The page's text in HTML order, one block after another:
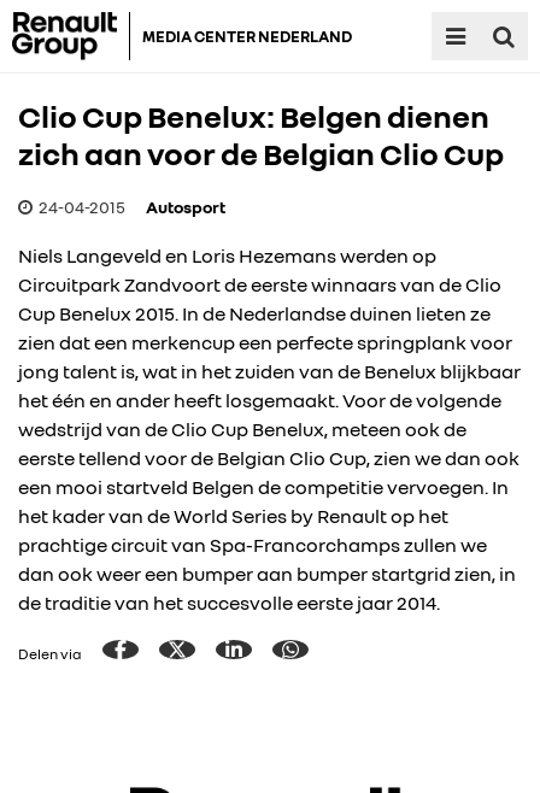
MEDIA CENTER NEDERLAND
Clio Cup Benelux: Belgen dienen
zich aan voor de Belgian Clio Cup
24-04-2015 Autosport
Niels Langeveld en Loris Hezemans werden op
Circuitpark Zandvoort de eerste winnaars van de Clio
Cup Benelux 2015. In de Nederlandse duinen lieten ze
zien dat een merkencup een perfecte springplank voor
jong talent is, wat in het zuiden van de Benelux blijkbaar
het één en ander heeft losgemaakt. Voor de volgende
wedstrijd van de Clio Cup Benelux, meteen ook de
eerste tellend voor de Belgian Clio Cup, zien we dan ook
een mooi startveld Belgen de competitie vervoegen. In
het kader van de World Series by Renault op het
prachtige circuit van Spa-Francorchamps zullen we
dan ook weer een bumper aan bumper startgrid zien, in
de traditie van het succesvolle eerste jaar 2014.
Delen via